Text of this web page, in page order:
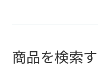
商品を検索